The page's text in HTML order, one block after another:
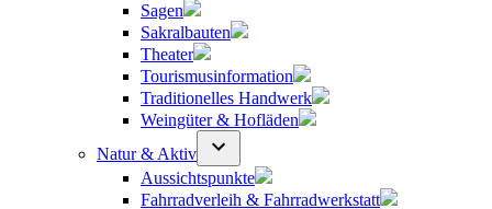
Sagen
Sakralbauten
Theater
Tourismusinformation
Traditionelles Handwerk
Weingüter & Hofläden
Natur & Aktiv
Aussichtspunkte
Fahrradverleih & Fahrradwerkstatt